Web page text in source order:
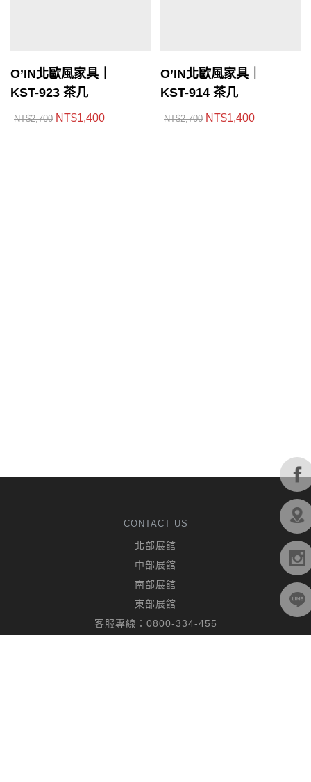
O’IN北歐風家具｜
KST-923 茶几
NT$2,700 NT$1,400
O’IN北歐風家具｜
KST-914 茶几
NT$2,700 NT$1,400
CONTACT US
北部展館
中部展館
南部展館
東部展館
客服專線： 0800-334-455